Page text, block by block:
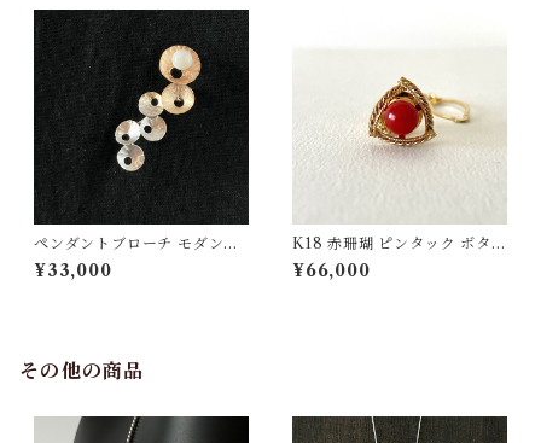
ペンダントブローチ モダンモ
チーフ【ピンクゴールド】白
珊瑚 SV
¥33,000
K18 赤珊瑚 ピンタック ボタン
チェーン付 fb-43
¥66,000
その他の商品